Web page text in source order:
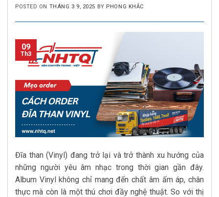
POSTED ON THÁNG 3 9, 2025 BY PHONG KHẮC
09
Th3
Đĩa than (Vinyl) đang trở lại và trở thành xu hướng của
những người yêu âm nhạc trong thời gian gần đây.
Album Vinyl không chỉ mang đến chất âm ấm áp, chân
thực mà còn là một thú chơi đầy nghệ thuật. So với thị